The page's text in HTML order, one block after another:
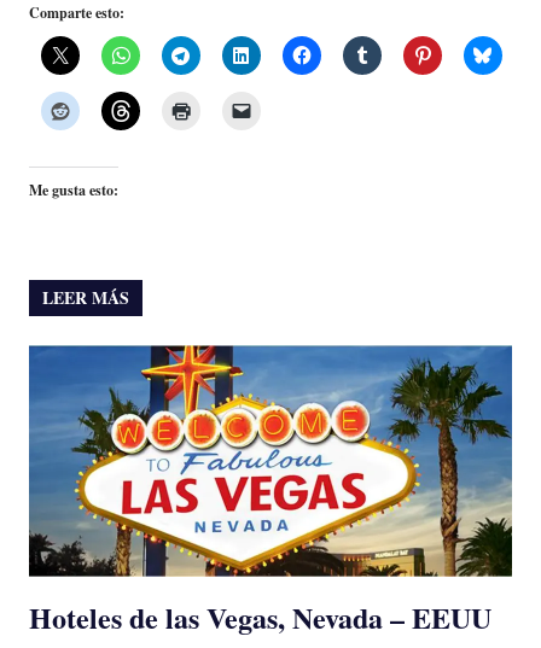
Comparte esto:
Me gusta esto:
LEER MÁS
Hoteles de las Vegas, Nevada – EEUU